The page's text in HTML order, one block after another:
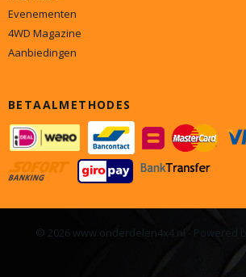
Evenementen
4WD Magazine
Aanbiedingen
BETAALMETHODES
© 2026 www.onderdelen4x4.nl - Powered